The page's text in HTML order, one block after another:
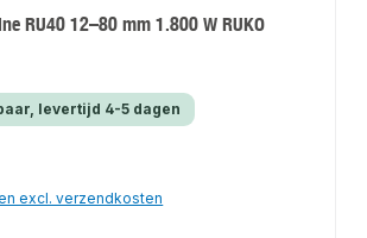
RU40 12–80 mm 1.800 W RUKO
levertijd 4-5 dagen
excl. verzendkosten